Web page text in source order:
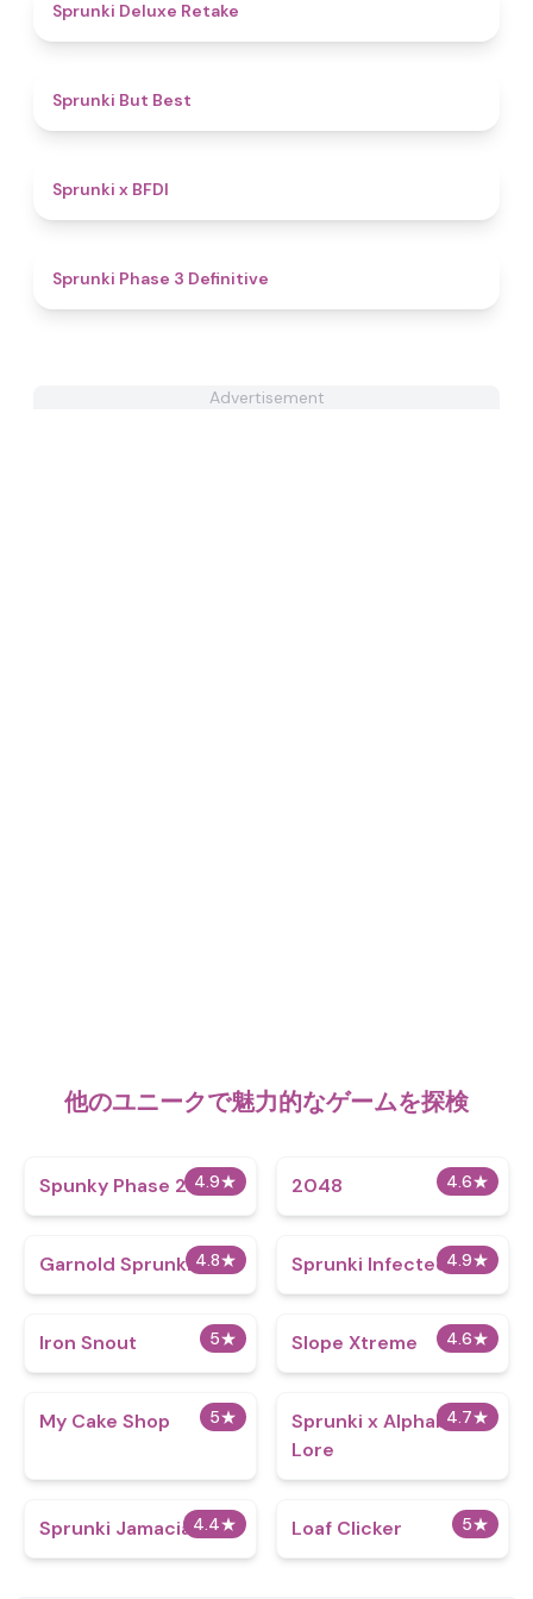
Sprunki Deluxe Retake
Sprunki But Best
Sprunki x BFDI
Sprunki Phase 3 Definitive
Advertisement
他のユニークで魅力的なゲームを探検
4.9★
Spunky Phase 2 4.6★
2048
4.8★
Garnold Sprunki 4.9★
Sprunki Infected War
5★
Iron Snout 4.6★
Slope Xtreme
5★
My Cake Shop 4.7★
Sprunki x Alphabet
Lore
4.4★
Sprunki Jamacian 5★
Loaf Clicker